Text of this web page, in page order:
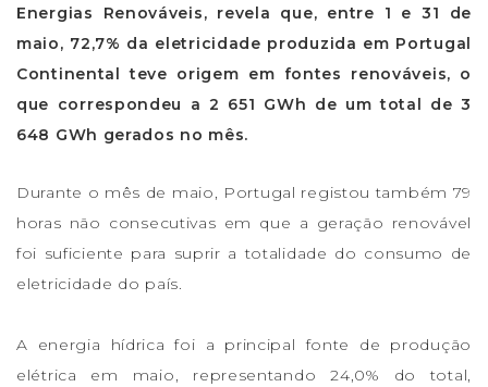
Energias Renováveis, revela que, entre 1 e 31 de
maio, 72,7% da eletricidade produzida em Portugal
Continental teve origem em fontes renováveis, o
que correspondeu a 2 651 GWh de um total de 3
648 GWh gerados no mês.
Durante o mês de maio, Portugal registou também 79
horas não consecutivas em que a geração renovável
foi suficiente para suprir a totalidade do consumo de
eletricidade do país.
A energia hídrica foi a principal fonte de produção
elétrica em maio, representando 24,0% do total,